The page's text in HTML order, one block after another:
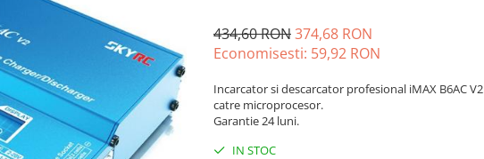
434,60 RON374,68 RON
Economisesti: 59,92 RON
Incarcator si descarcator profesional iMAX B6AC
catre microprocesor.
Garantie 24 luni.
IN STOC